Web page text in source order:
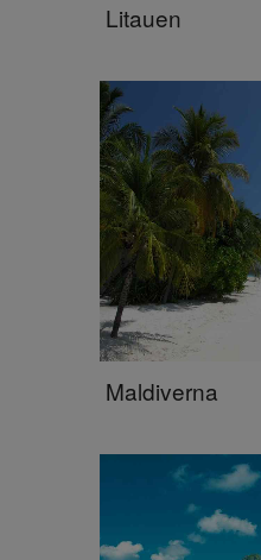
Litauen
Maldiverna